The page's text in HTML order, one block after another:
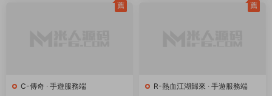
C-傳奇 · 手遊服務端
薦
R-熱血江湖歸來 · 手遊服務端
薦